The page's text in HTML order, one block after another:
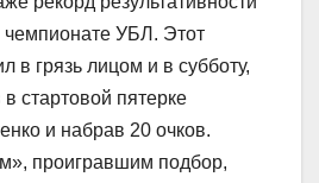
чемпионате УБЛ. Этот
в грязь лицом и в субботу,
стартовой пятерке
и набрав 20 очков.
проигравшим подбор,